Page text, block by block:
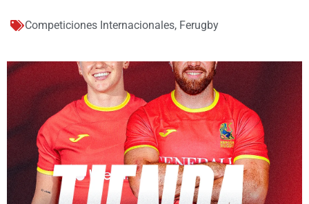
Competiciones Internacionales, Ferugby